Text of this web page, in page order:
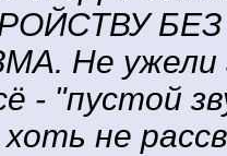
Не ужели
- "пустой
не